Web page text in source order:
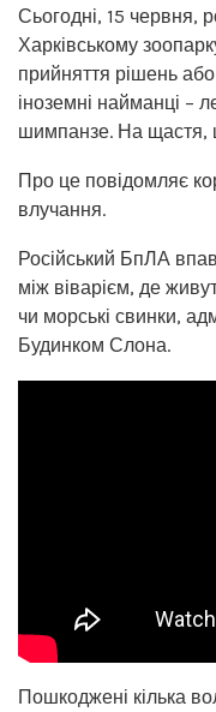
Сьогодні, 15 червня,
Харківському
прийняття рішень
іноземні найманці –
шимпанзе. На щастя,
Про це повідомляє
влучання.
Російський БпЛА впав
між віварієм, де
чи морські свинки,
Будинком Слона.
Пошкоджені кілька